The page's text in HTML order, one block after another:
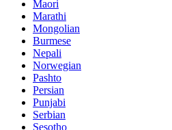
Maori
Marathi
Mongolian
Burmese
Nepali
Norwegian
Pashto
Persian
Punjabi
Serbian
Sesotho